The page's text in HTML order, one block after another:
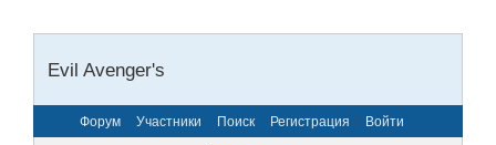
Evil Avenger's
Форум Участники Поиск Регистрация Войти